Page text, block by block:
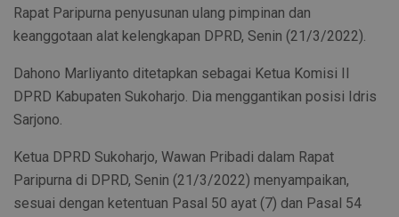
Rapat Paripurna penyusunan ulang pimpinan dan
keanggotaan alat kelengkapan DPRD, Senin (21/3/2022).
Dahono Marliyanto ditetapkan sebagai Ketua Komisi II
DPRD Kabupaten Sukoharjo. Dia menggantikan posisi Idris
Sarjono.
Ketua DPRD Sukoharjo, Wawan Pribadi dalam Rapat
Paripurna di DPRD, Senin (21/3/2022) menyampaikan,
sesuai dengan ketentuan Pasal 50 ayat (7) dan Pasal 54